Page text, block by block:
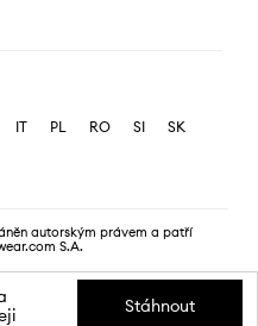
IT PL RO SI
SK
autorským právem a patří
S.A.
Stáhnout